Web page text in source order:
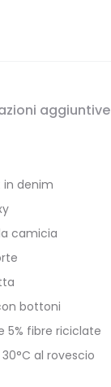
aggiuntive
in denim
camicia
bottoni
5% fibre riciclate
al rovescio